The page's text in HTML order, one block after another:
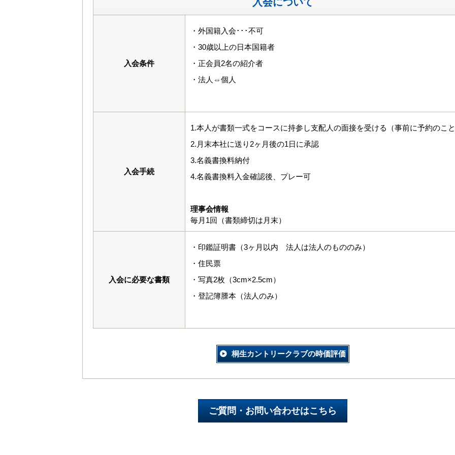
入会条件
・外国籍入会･･･不可
・30歳以上の日本国籍者
・正会員2名の紹介者
・法人⇔個人
入会手続
1.本人が書類一式をコースに持参し支配人の面接を受ける（事前に予約のこ
2.月末本社に送り2ヶ月後の1日に承認
3.名義書換料納付
4.名義書換料入金確認後、プレー可
理事会情報
毎月1回（書類締切は月末）
入会に必要な書類
・印鑑証明書（3ヶ月以内 法人は法人のもののみ）
・住民票
・写真2枚（3cm×2.5cm）
・登記簿謄本（法人のみ）
桐生カントリークラブの時価評価